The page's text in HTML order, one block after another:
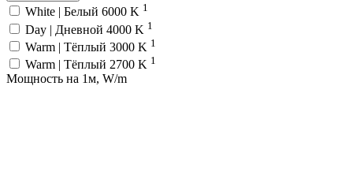
White | Белый 6000 K 1
Day | Дневной 4000 K 1
Warm | Тёплый 3000 K 1
Warm | Тёплый 2700 K 1
Мощность на 1м, W/m